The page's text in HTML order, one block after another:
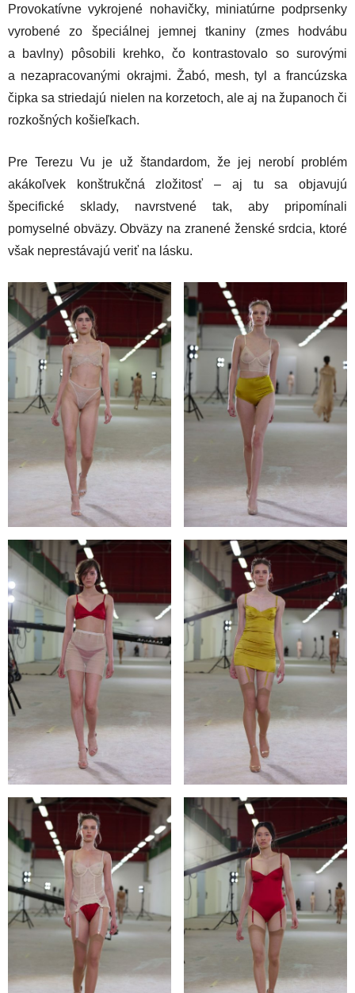
Provokatívne vykrojené nohavičky, miniatúrne podprsenky
vyrobené zo špeciálnej jemnej tkaniny (zmes hodvábu
a bavlny) pôsobili krehko, čo kontrastovalo so surovými
a nezapracovanými okrajmi. Žabó, mesh, tyl a francúzska
čipka sa striedajú nielen na korzetoch, ale aj na županoch či
rozkošných košieľkach.
Pre Terezu Vu je už štandardom, že jej nerobí problém
akákoľvek konštrukčná zložitosť – aj tu sa objavujú
špecifické sklady, navrstvené tak, aby pripomínali
pomyselné obväzy. Obväzy na zranené ženské srdcia, ktoré
však neprestávajú veriť na lásku.